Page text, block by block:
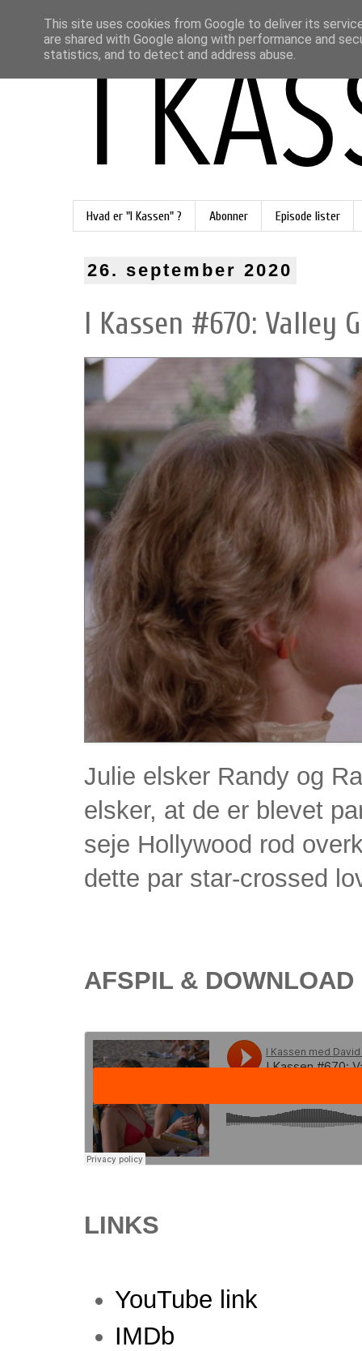
Hvad er "I Kassen" ? Abonner Episode lister
26. september 2020
I Kassen #670: Valley
Julie elsker Randy og
elsker, at de er blevet
seje Hollywood rod
dette par star-crossed
AFSPIL & DOWNLOAD
LINKS
YouTube link
IMDb
This site uses cookies from Google to deliver its
are shared with Google along with performance and
statistics, and to detect and address abuse.